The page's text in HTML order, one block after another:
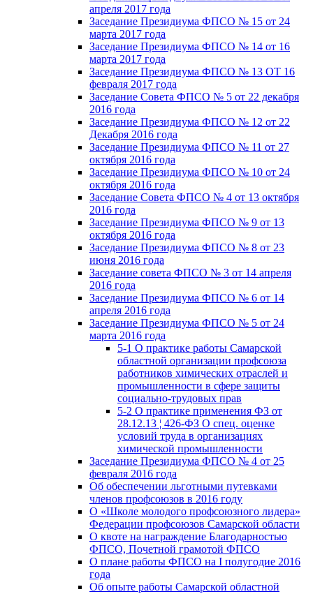
апреля 2017 года
Заседание Президиума ФПСО № 15 от 24
марта 2017 года
Заседание Президиума ФПСО № 14 от 16
марта 2017 года
Заседание Президиума ФПСО № 13 ОТ 16
февраля 2017 года
Заседание Совета ФПСО № 5 от 22 декабря
2016 года
Заседание Президиума ФПСО № 12 от 22
Декабря 2016 года
Заседание Президиума ФПСО № 11 от 27
октября 2016 года
Заседание Президиума ФПСО № 10 от 24
октября 2016 года
Заседание Совета ФПСО № 4 от 13 октября
2016 года
Заседание Президиума ФПСО № 9 от 13
октября 2016 года
Заседание Президиума ФПСО № 8 от 23
июня 2016 года
Заседание совета ФПСО № 3 от 14 апреля
2016 года
Заседание Президиума ФПСО № 6 от 14
апреля 2016 года
Заседание Президиума ФПСО № 5 от 24
марта 2016 года
5-1 О практике работы Самарской
областной организации профсоюза
работников химических отраслей и
промышленности в сфере защиты
социально-трудовых прав
5-2 О практике применения ФЗ от
28.12.13 ¦ 426-ФЗ О спец. оценке
условий труда в организациях
химической промышленности
Заседание Президиума ФПСО № 4 от 25
февраля 2016 года
Об обеспечении льготными путевками
членов профсоюзов в 2016 году
О «Школе молодого профсоюзного лидера»
Федерации профсоюзов Самарской области
О квоте на награждение Благодарностью
ФПСО, Почетной грамотой ФПСО
О плане работы ФПСО на I полугодие 2016
года
Об опыте работы Самарской областной